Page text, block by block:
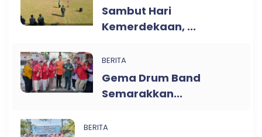
Sambut Hari
Kemerdekaan, ...
BERITA
Gema Drum Band
Semarakkan...
BERITA